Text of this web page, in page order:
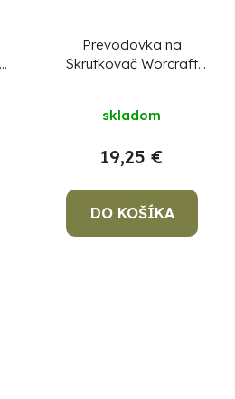
Prevodovka na
Skrutkovač Worcraft
skladom
19,25 €
DO KOŠÍKA